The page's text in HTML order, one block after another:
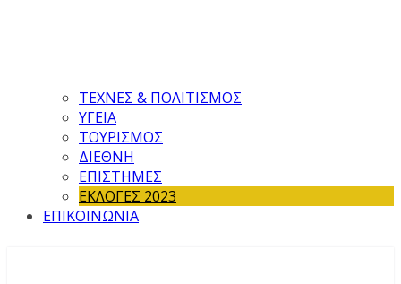
ΤΕΧΝΕΣ & ΠΟΛΙΤΙΣΜΟΣ
ΥΓΕΙΑ
ΤΟΥΡΙΣΜΟΣ
ΔΙΕΘΝΗ
ΕΠΙΣΤΗΜΕΣ
ΕΚΛΟΓΕΣ 2023
ΕΠΙΚΟΙΝΩΝΙΑ